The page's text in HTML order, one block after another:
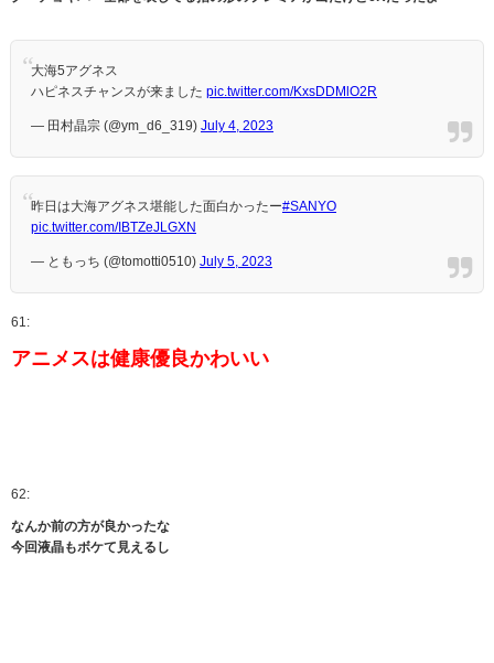
大海5アグネス
ハピネスチャンスが来ました pic.twitter.com/KxsDDMlO2R
— 田村晶宗 (@ym_d6_319) July 4, 2023
昨日は大海アグネス堪能した面白かったー#SANYO
pic.twitter.com/IBTZeJLGXN
— ともっち (@tomotti0510) July 5, 2023
61:
アニメスは健康優良かわいい
62:
なんか前の方が良かったな
今回液晶もボケて見えるし